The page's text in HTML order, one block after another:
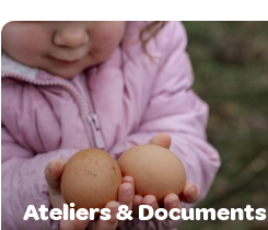
Ateliers & Documents